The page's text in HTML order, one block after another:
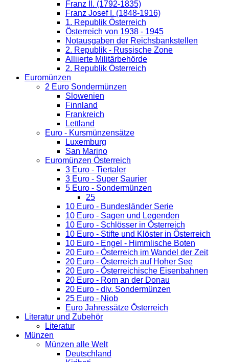
Franz II. (1792-1835)
Franz Josef I. (1848-1916)
1. Republik Österreich
Österreich von 1938 - 1945
Notausgaben der Reichsbankstellen
2. Republik - Russische Zone
Alliierte Militärbehörde
2. Republik Österreich
Euromünzen
2 Euro Sondermünzen
Slowenien
Finnland
Frankreich
Lettland
Euro - Kursmünzensätze
Luxemburg
San Marino
Euromünzen Österreich
3 Euro - Tiertaler
3 Euro - Super Saurier
5 Euro - Sondermünzen
25
10 Euro - Bundesländer Serie
10 Euro - Sagen und Legenden
10 Euro - Schlösser in Österreich
10 Euro - Stifte und Klöster in Österreich
10 Euro - Engel - Himmlische Boten
20 Euro - Österreich im Wandel der Zeit
20 Euro - Österreich auf Hoher See
20 Euro - Österreichische Eisenbahnen
20 Euro - Rom an der Donau
20 Euro - div. Sondermünzen
25 Euro - Niob
Euro Jahressätze Österreich
Literatur und Zubehör
Literatur
Münzen
Münzen alle Welt
Deutschland